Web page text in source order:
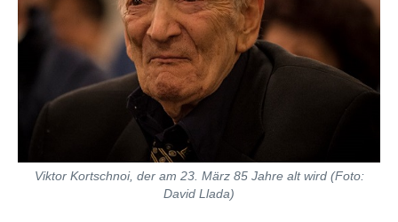
Viktor Kortschnoi, der am 23. März 85 Jahre alt wird (Foto:
David Llada)